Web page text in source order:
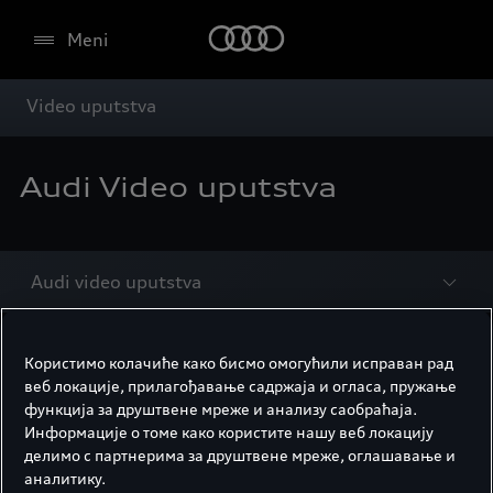
Meni
Video uputstva
Audi Video uputstva
Audi video uputstva
Bilo da ste upravo kupili novi Audi ili jednostavno
želite da istražite novu tehnologiju: možete da
saznate sve što vas zanima uz Audi video snimke
sa objašnjenjima. Jednostavno sažeto i jasno
objašnjeno. Teme uključuju Audi connect i
navigaciju, displeje i kontrole, sisteme asistencije
Користимо колачиће како бисмо омогућили исправан рад
веб локације, прилагођавање садржаја и огласа, пружање
функција за друштвене мреже и анализу саобраћаја.
Информације о томе како користите нашу веб локацију
делимо с партнерима за друштвене мреже, оглашавање и
аналитику.